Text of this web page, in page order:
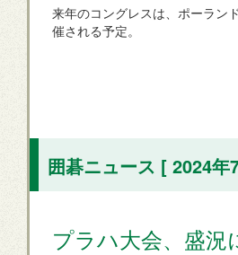
来年のコングレスは、ポーラン
催される予定。
囲碁ニュース [ 2024年
プラハ大会、盛況